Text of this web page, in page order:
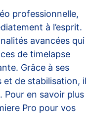
professionnelle,
à l’esprit.
avancées qui
de timelapse
Grâce à ses
et de stabilisation, il
Pour en savoir plus
Pro pour vos